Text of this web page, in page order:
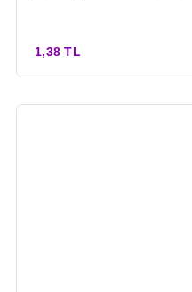
1,38 TL